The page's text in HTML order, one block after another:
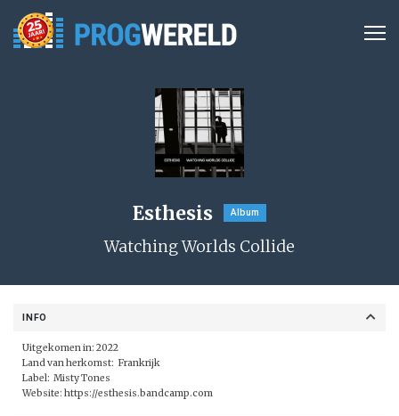
Esthesis Album
Watching Worlds Collide
INFO
Uitgekomen in: 2022
Land van herkomst: Frankrijk
Label: Misty Tones
Website: https://esthesis.bandcamp.com